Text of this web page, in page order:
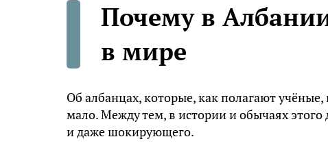
Почему в
в мире
Об албанцах, которые, как полагают
мало. Между тем, в истории и обычаях этого
и даже шокирующего.